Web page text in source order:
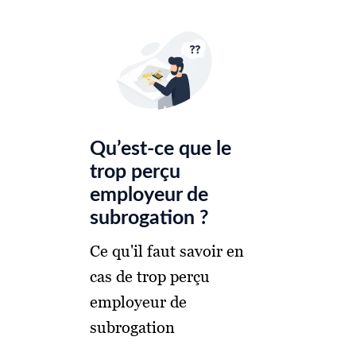
Qu’est-ce que le
trop perçu
employeur de
subrogation ?
Ce qu'il faut savoir en
cas de trop perçu
employeur de
subrogation